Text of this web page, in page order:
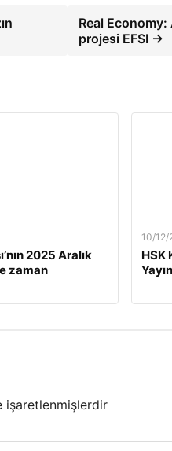
Real Economy:
projesi EFSI →
2025 Aralık
zaman
10/12/
HSK
işaretlenmişlerdir